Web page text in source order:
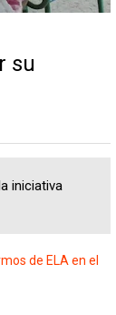
su
iniciativa
de ELA en el